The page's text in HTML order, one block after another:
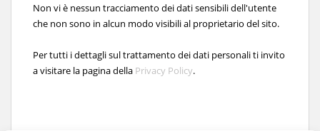
Non vi è nessun tracciamento dei dati sensibili dell'utente
che non sono in alcun modo visibili al proprietario del sito.
Per tutti i dettagli sul trattamento dei dati personali ti invito
a visitare la pagina della Privacy Policy.